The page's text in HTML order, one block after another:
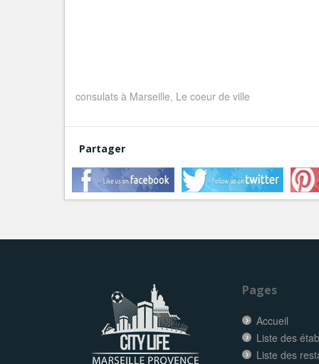
consulats à Marseille, Le coeur de ville
Partager
Pages
Accueil
Liste des
Liste des